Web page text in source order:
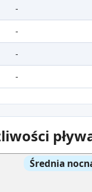
-
-
-
-
Średnia